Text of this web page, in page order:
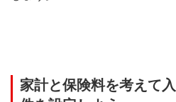
家計と保険料を考えて